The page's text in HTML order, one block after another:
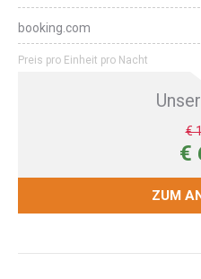
booking.com
Preis pro Einheit pro Nacht
€
€
ZUM